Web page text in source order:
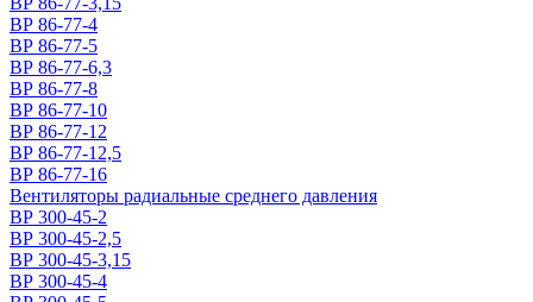
ВР 86-77-4
ВР 86-77-5
ВР 86-77-6,3
ВР 86-77-8
ВР 86-77-10
ВР 86-77-12
ВР 86-77-12,5
ВР 86-77-16
Вентиляторы радиальные среднего давления
ВР 300-45-2
ВР 300-45-2,5
ВР 300-45-3,15
ВР 300-45-4